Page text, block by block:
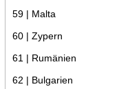
59 | Malta
60 | Zypern
61 | Rumänien
62 | Bulgarien